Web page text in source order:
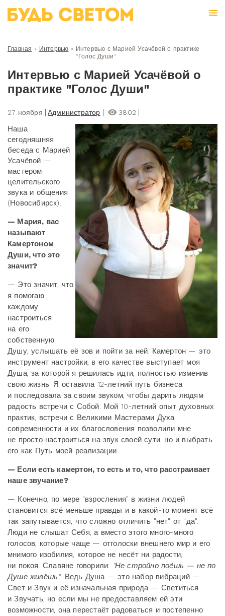
Главная » Интервью » Интервью с Марией Усачёвой о практике
"Голос Души"
Интервью с Марией Усачёвой о
практике "Голос Души"
27 ноября Администратор 3802
Наша
сегодняшняя
беседа с Марией
Усачёвой —
мастером
целительского
звука и общения
(Новосибирск).
— Мария, вас
называют
Камертоном
Души, что это
значит?
— Это значит, что
я помогаю
каждому
настроиться
на его
собственную
Душу, услышать её зов и пойти за ней. Камертон — это
инструмент настройки, в его качестве выступает моя
Душа, за которой я решилась идти, полностью изменив
свою жизнь. Я оставила 12-летний путь бизнеса
и последовала за своим звуком, чтобы дарить людям
радость встречи с Собой. Мой 10-летний опыт духовных
практик, встречи с Великими Мастерами Духа
современности и их благословения позволили мне
не просто настроиться на звук своей сути, но и выбрать
его как Путь моей реализации.
— Если есть камертон, то есть и то, что расстраивает
наше звучание?
— Конечно, по мере "взросления" в жизни людей
становится всё меньше правды и в какой-то момент всё
так запутывается, что сложно отличить "нет" от "да".
Люди не слышат Себя, а вместо этого много-много
голосов, которые чаще — отголоски внешнего мир и его
мнимого изобилия, которое не несёт ни радости,
ни покоя. Славяне говорили: "Не стройно поёшь — не по
Душе живёшь". Ведь Душа — это набор вибраций —
Свет и Звук и её изначальная природа — Светиться
и Звучать, но если мы не предоставляем ей эти
возможности, она перестаёт радоваться и постепенно